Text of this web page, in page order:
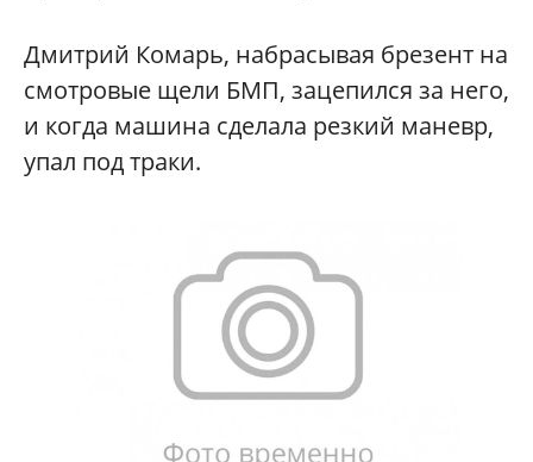
Дмитрий Комарь, набрасывая брезент на
смотровые щели БМП, зацепился за него,
и когда машина сделала резкий маневр,
упал под траки.